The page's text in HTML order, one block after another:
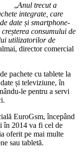
„Anul trecut a
integrate, care
date și smartphone-
consumului de
utilizatorilor de
director comercial
pachete cu tablete la
și televiziune, în
le pentru a servi
EuroGsm, începând
în 2014 va fi cel de
oferit pe mai multe
sau tabletă.